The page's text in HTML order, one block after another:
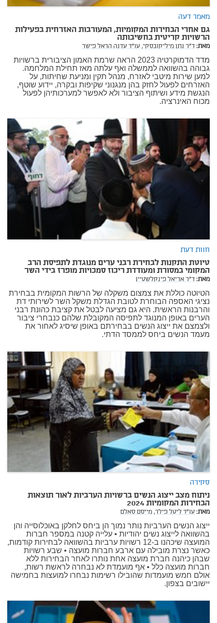
מאמר דעה
גם אחרי הבחירות המקומיות, המעורבות האזרחית בפעילות
הרשויות קריטית בחשיבותה
מאת:ד"ר נתן מיליקובסקי, עו"ד עדנה הראל פישר
מדד הדמוקרטיה 2023 הראה שרמת האמון הציבורית ברשויות
גבוהה בהשוואה לממשלה ואף עלתה מאז תחילת המלחמה.
למען שירות מיטבי לאזרח, מנהל תקין ומניעת שחיתות, על
האזרחים לפעול לחזק בהן מנגנוני שקיפות ובקרה, יידוע שוטף,
הנגשת מידע ושיתוף הציבור ולא לאפשר למערכותיהן לפעול
מכוח האינרציה.
חוות דעת
טיוטת התקנות לבחירת רבני ערים מנוגדת לתפיסת הרב
המקומי במסורת ומעודדת ריכוז סמכויות מופרז בידי השר
מאת:ד"ר אריאל פינקלשטיין
הטיוטה כוללת את צמצום משקלה של הרשות המקומית בבחירת
נציגי האספה הבוחרת לטובת הגדלת משקל השר לשירותי דת
והרבנות הראשית. היא גם מציעה לבטל את קציבת כהונת רבני
הערים באופן המנוגד לתפיסה המקובלת שלהם כנבחרי ציבור
ולצמצם את ייצוג הנשים בבחירתם באופן שיסיג לאחור את
מעמד הנשים ביחס לממסד הדתי.
סקירה
ניתוח מצב ייצוג הנשים ברשויות הערביות לאור תוצאות
הבחירות המקומיות 2024
מאת:עו"ד ליטל פילר,מייסם סאלם
ייצוג הנשים הערביות נותר נמוך הן ביחס לחלקן באוכלוסייה והן
בהשוואה לייצוג נשים יהודיות • עלייה קטנה במספר חברות
המועצה שיכהנו ב-12 רשויות ערביות בהשוואה לבחירות קודמות,
כאשר נצרת מובילה עם ארבע חברות מועצה • שבע רשויות
שבהן כיהנה חברת מועצה אחת נותרו לאחר הבחירות ללא
חברות מועצה כלל • אף מועמדת לא נבחרה לראשת רשות,
אולם חמש מועמדות שהובילו רשימות נבחרו למועצות בחמישה
יישובים בצפון.